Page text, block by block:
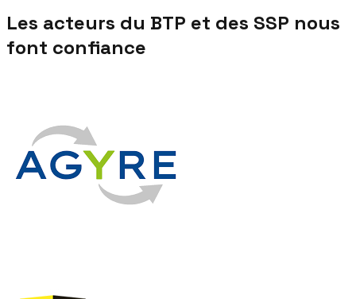
Les acteurs du BTP et des SSP nous
font confiance